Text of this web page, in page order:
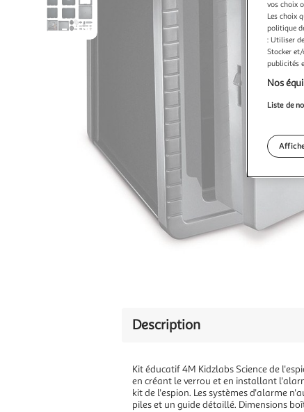
Description
Kit éducatif 4M Kidzlabs Science de
en créant le verrou et en installant
kit de l'espion. Les systèmes d'alarme
piles et un guide détaillé. Dimensions
vos choix
Les choix
politique
: Utiliser
Stocker
publicités
Nos
Liste de